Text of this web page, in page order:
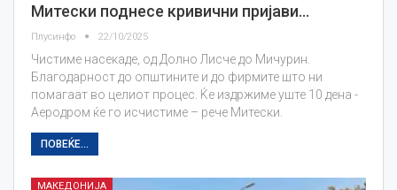
Митески поднесе кривични пријави…
Плусинфо 22/10/2025
Чистиме насекаде, од Долно Лисче до Мичурин.
Благодарност до општините и до фирмите што ни
помагаат во целиот процес. Ќе издржиме уште 10 дена -
Аеродром ќе го исчистиме – рече Митески.
ПОВЕЌЕ...
МАКЕДОНИЈА